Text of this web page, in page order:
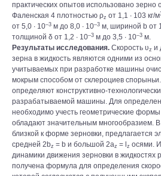
практических опытов использовано зерно
Фаленская 4 плотностью ρz от 1,1 ∙ 103 кг/м
от 5,0 ∙ 10–3 м до 8,0 ∙ 10–3 м, шириной b от
толщиной δ от 1,2 ∙ 10–3 м до 3,5 ∙ 10–3 м.
Результаты исследования. Скорость ʋz и
зерна в жидкость являются одними из
учитываемых при разработке машины
мокрым способом от склероциев
определяют конструктивно-
разрабатываемой машины. Для
необходимо учесть геометрические
обладают значительным многообразием.
близкой к форме зерновки, предлагается
средней 2bz = b и большой 2az = l z осями.
динамики движения зерновки в жидкостях
получена формула для определения